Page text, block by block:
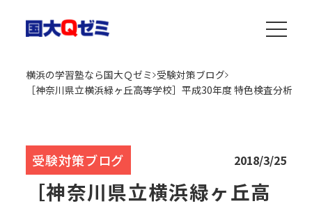
横浜の学習塾なら国大Ｑゼミ 受験対策ブログ
［神奈川県立横浜緑ヶ丘高等学校］平成30年度 特色検査分析
受験対策ブログ 2018/3/25
［神奈川県立横浜緑ヶ丘高